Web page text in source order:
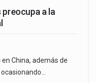
a la
en China, además de